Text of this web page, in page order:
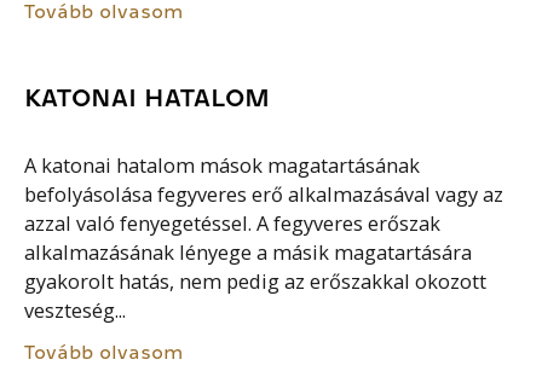
Tovább olvasom
KATONAI HATALOM
A katonai hatalom mások magatartásának
befolyásolása fegyveres erő alkalmazásával vagy az
azzal való fenyegetéssel. A fegyveres erőszak
alkalmazásának lényege a másik magatartására
gyakorolt hatás, nem pedig az erőszakkal okozott
veszteség...
Tovább olvasom